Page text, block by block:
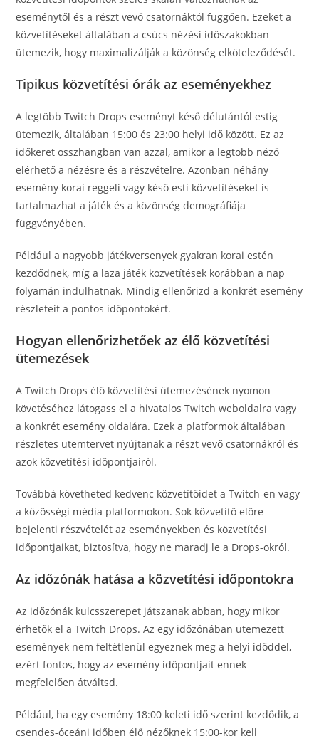
eseménytől és a részt vevő csatornáktól függően. Ezeket a
közvetítéseket általában a csúcs nézési időszakokban
ütemezik, hogy maximalizálják a közönség elköteleződését.
Tipikus közvetítési órák az eseményekhez
A legtöbb Twitch Drops eseményt késő délutántól estig
ütemezik, általában 15:00 és 23:00 helyi idő között. Ez az
időkeret összhangban van azzal, amikor a legtöbb néző
elérhető a nézésre és a részvételre. Azonban néhány
esemény korai reggeli vagy késő esti közvetítéseket is
tartalmazhat a játék és a közönség demográfiája
függvényében.
Például a nagyobb játékversenyek gyakran korai estén
kezdődnek, míg a laza játék közvetítések korábban a nap
folyamán indulhatnak. Mindig ellenőrizd a konkrét esemény
részleteit a pontos időpontokért.
Hogyan ellenőrizhetőek az élő közvetítési
ütemezések
A Twitch Drops élő közvetítési ütemezésének nyomon
követéséhez látogass el a hivatalos Twitch weboldalra vagy
a konkrét esemény oldalára. Ezek a platformok általában
részletes ütemtervet nyújtanak a részt vevő csatornákról és
azok közvetítési időpontjairól.
Továbbá követheted kedvenc közvetítőidet a Twitch-en vagy
a közösségi média platformokon. Sok közvetítő előre
bejelenti részvételét az eseményekben és közvetítési
időpontjaikat, biztosítva, hogy ne maradj le a Drops-okról.
Az időzónák hatása a közvetítési időpontokra
Az időzónák kulcsszerepet játszanak abban, hogy mikor
érhetők el a Twitch Drops. Az egy időzónában ütemezett
események nem feltétlenül egyeznek meg a helyi időddel,
ezért fontos, hogy az esemény időpontjait ennek
megfelelően átváltsd.
Például, ha egy esemény 18:00 keleti idő szerint kezdődik, a
csendes-óceáni időben élő nézőknek 15:00-kor kell